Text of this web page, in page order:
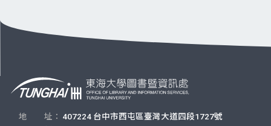
地 址： 407224 台中市西屯區臺灣大道四段1727號